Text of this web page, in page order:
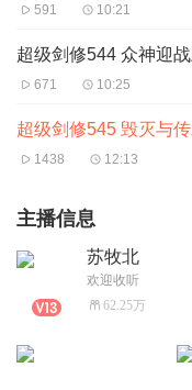
591 10:21
超级剑修544 众神迎
671 10:25
超级剑修545 毁灭与传
1438 12:13
主播信息
苏牧北
欢迎收听
62.25万